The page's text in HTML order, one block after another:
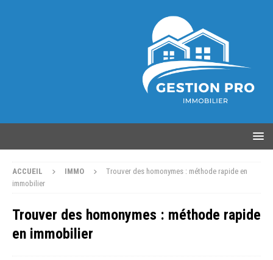
ACCUEIL IMMO
Trouver des homonymes : méthode rapide en
immobilier
Trouver des homonymes : méthode rapide
en immobilier